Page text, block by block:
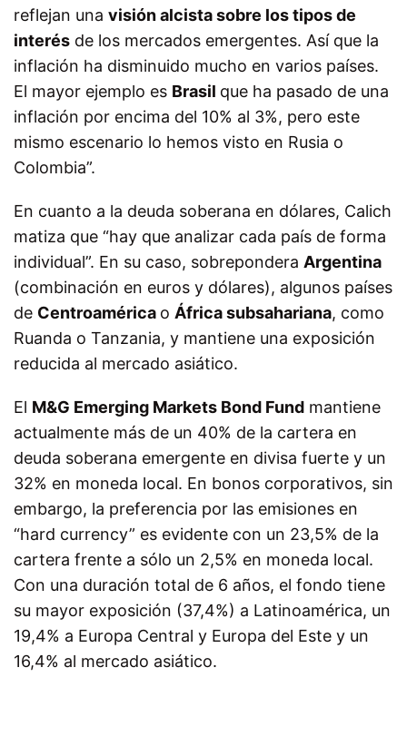
reflejan una visión alcista sobre los tipos de
interés de los mercados emergentes. Así que la
inflación ha disminuido mucho en varios países.
El mayor ejemplo es Brasil que ha pasado de una
inflación por encima del 10% al 3%, pero este
mismo escenario lo hemos visto en Rusia o
Colombia”.
En cuanto a la deuda soberana en dólares, Calich
matiza que “hay que analizar cada país de forma
individual”. En su caso, sobrepondera Argentina
(combinación en euros y dólares), algunos países
de Centroamérica o África subsahariana, como
Ruanda o Tanzania, y mantiene una exposición
reducida al mercado asiático.
El M&G Emerging Markets Bond Fund mantiene
actualmente más de un 40% de la cartera en
deuda soberana emergente en divisa fuerte y un
32% en moneda local. En bonos corporativos, sin
embargo, la preferencia por las emisiones en
“hard currency” es evidente con un 23,5% de la
cartera frente a sólo un 2,5% en moneda local.
Con una duración total de 6 años, el fondo tiene
su mayor exposición (37,4%) a Latinoamérica, un
19,4% a Europa Central y Europa del Este y un
16,4% al mercado asiático.